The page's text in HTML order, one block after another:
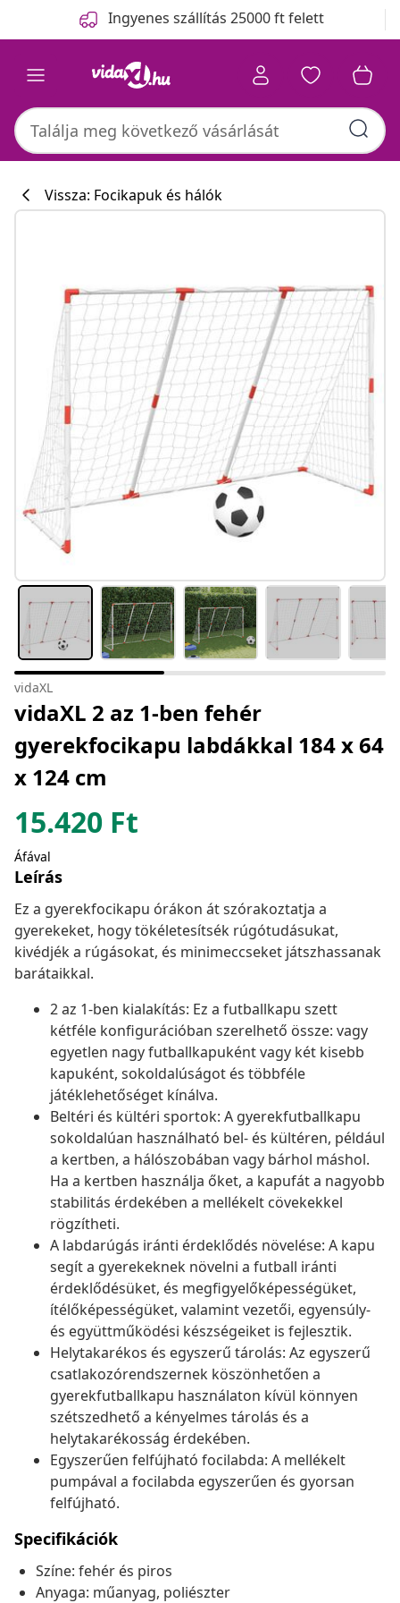
Ingyenes szállítás 25000 ft felett
Vissza: Focikapuk és hálók
vidaXL
vidaXL 2 az 1-ben fehér
gyerekfocikapu labdákkal 184 x 64
x 124 cm
15.420 Ft
Áfával
Leírás
Ez a gyerekfocikapu órákon át szórakoztatja a
gyerekeket, hogy tökéletesítsék rúgótudásukat,
kivédjék a rúgásokat, és minimeccseket játszhassanak
barátaikkal.
2 az 1-ben kialakítás: Ez a futballkapu szett
kétféle konfigurációban szerelhető össze: vagy
egyetlen nagy futballkapuként vagy két kisebb
kapuként, sokoldalúságot és többféle
játéklehetőséget kínálva.
Beltéri és kültéri sportok: A gyerekfutballkapu
sokoldalúan használható bel- és kültéren, például
a kertben, a hálószobában vagy bárhol máshol.
Ha a kertben használja őket, a kapufát a nagyobb
stabilitás érdekében a mellékelt cövekekkel
rögzítheti.
A labdarúgás iránti érdeklődés növelése: A kapu
segít a gyerekeknek növelni a futball iránti
érdeklődésüket, és megfigyelőképességüket,
ítélőképességüket, valamint vezetői, egyensúly-
és együttműködési készségeiket is fejlesztik.
Helytakarékos és egyszerű tárolás: Az egyszerű
csatlakozórendszernek köszönhetően a
gyerekfutballkapu használaton kívül könnyen
szétszedhető a kényelmes tárolás és a
helytakarékosság érdekében.
Egyszerűen felfújható focilabda: A mellékelt
pumpával a focilabda egyszerűen és gyorsan
felfújható.
Specifikációk
Színe: fehér és piros
Anyaga: műanyag, poliészter